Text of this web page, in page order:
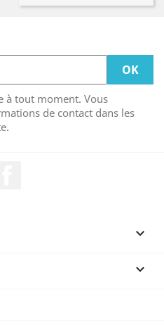
à tout moment. Vous
de contact dans les

